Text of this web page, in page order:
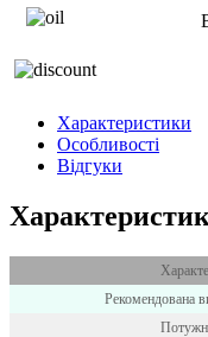
Характеристики
Особливості
Відгуки
Рекомендована